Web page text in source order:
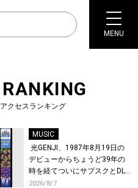
MENU
RANKING
アクセスランキング
MUSIC
光GENJI、1987年8月19日の
デビューからちょうど39年の
時を経てついにサブスクとDL
配信が解禁！
2026/8/7